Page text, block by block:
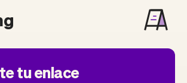
tu enlace